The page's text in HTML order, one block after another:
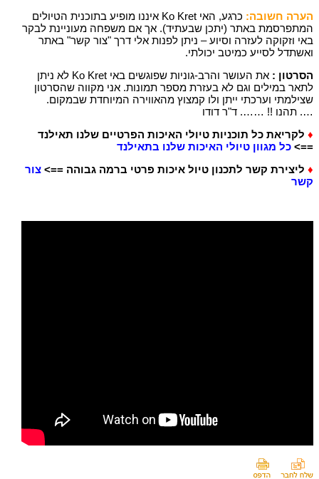
הערה חשובה:
כרגע, האי Ko Kret איננו מופיע בתוכנית הטיולים
המתפרסמת באתר (יתכן שבעתיד). אך אם משפחה מעוניינת לבקר
באי וזקוקה לעזרה וסיוע – ניתן לפנות אלי דרך "צור קשר" באתר
ואשתדל לסייע כמיטב יכולתי.
הסרטון :
את העושר והרב-גוניות שפוגשים באי Ko Kret לא ניתן
לתאר במילים וגם לא בעזרת מספר תמונות. אני מקווה שהסרטון
שצילמתי וערכתי ייתן ולו קמצוץ מהאווירה המיוחדת שבמקום.
…. תהנו !! ……. ד"ר דודו
♦ לקריאת כל תוכניות טיולי האיכות הפרטיים שלנו תאילנד
==> כל מגוון טיולי האיכות שלנו בתאילנד
♦ ליצירת קשר לתכנון טיול איכות פרטי ברמה גבוהה ==> צור
קשר